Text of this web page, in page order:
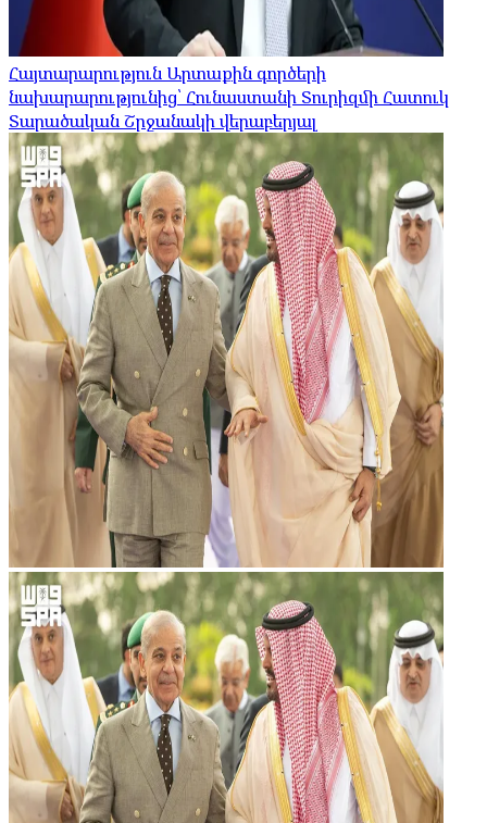
Հայտարարություն Արտաքին գործերի
նախարարությունից՝ Հունաստանի Տուրիզմի Հատուկ
Տարածական Շրջանակի վերաբերյալ